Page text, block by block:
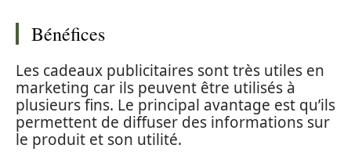
Bénéfices
Les cadeaux publicitaires sont très utiles en
marketing car ils peuvent être utilisés à
plusieurs fins. Le principal avantage est qu’ils
permettent de diffuser des informations sur
le produit et son utilité.